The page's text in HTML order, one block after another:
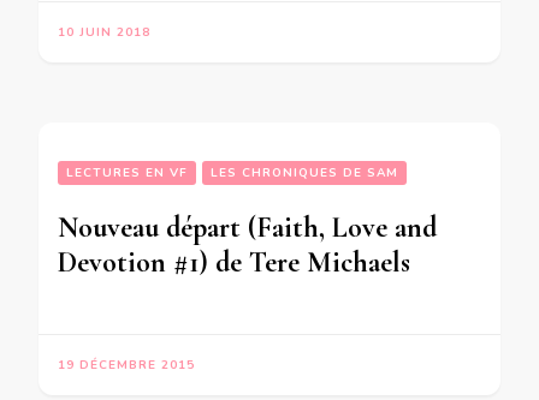
10 JUIN 2018
LECTURES EN VF LES CHRONIQUES DE SAM
Nouveau départ (Faith, Love and
Devotion #1) de Tere Michaels
19 DÉCEMBRE 2015